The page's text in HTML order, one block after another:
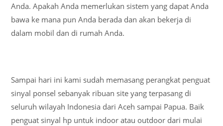
Anda. Apakah Anda memerlukan sistem yang dapat Anda
bawa ke mana pun Anda berada dan akan bekerja di
dalam mobil dan di rumah Anda.
Sampai hari ini kami sudah memasang perangkat penguat
sinyal ponsel sebanyak ribuan site yang terpasang di
seluruh wilayah Indonesia dari Aceh sampai Papua. Baik
penguat sinyal hp untuk indoor atau outdoor dari mulai